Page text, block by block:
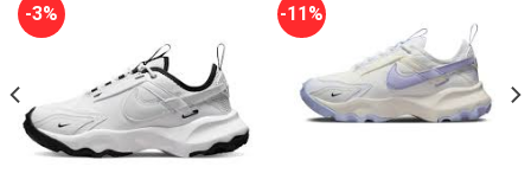
-3% -11%